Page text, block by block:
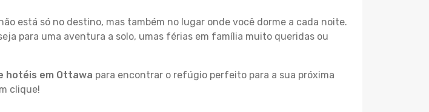
está só no destino, mas também no lugar onde você dorme a cada noite.
para uma aventura a solo, umas férias em família muito queridas ou
hotéis em Ottawa para encontrar o refúgio perfeito para a sua próxima
clique!